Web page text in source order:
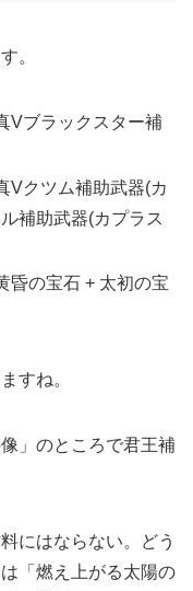
。
Vブラックスター補
Vクツム補助武器(カ
補助武器(カプラス
昏の宝石 + 太初の宝
すね。
」のところで君王補
にはならない。どう
「燃え上がる太陽の